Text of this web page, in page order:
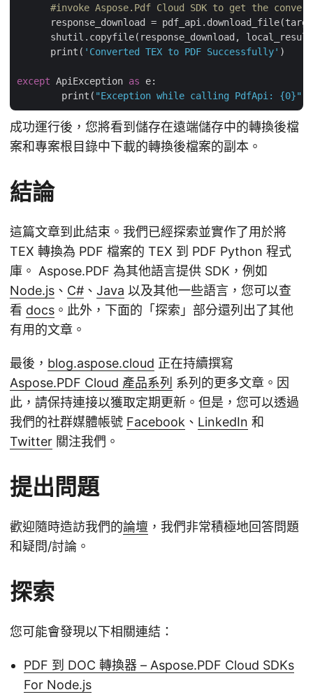
#invoke Aspose.Pdf Cloud SDK to get the
response_download =
shutil.copyfile(response_download,
      print(
'Converted TEX to PDF Successfully' )
except ApiException as e:
        print(
"Exception while calling PdfApi: {0}"
成功運行後，您將看到儲存在遠端儲存中的轉換後檔
案和專案根目錄中下載的轉換後檔案的副本。
結論
這篇文章到此結束。我們已經探索並實作了用於將
TEX 轉換為 PDF 檔案的 TEX 到 PDF Python 程式
庫。 Aspose.PDF 為其他語言提供 SDK，例如
Node.js 、 C# 、 Java 以及其他一些語言，您可以查
看 docs 。此外，下面的「探索」部分還列出了其他
有用的文章。
最後， blog.aspose.cloud 正在持續撰寫
Aspose.PDF Cloud 產品系列 系列的更多文章。因
此，請保持連接以獲取定期更新。但是，您可以透過
我們的社群媒體帳號 Facebook 、 LinkedIn 和
Twitter 關注我們。
提出問題
歡迎隨時造訪我們的論壇 ，我們非常積極地回答問題
和疑問/討論。
探索
您可能會發現以下相關連結：
PDF 到 DOC 轉換器 – Aspose.PDF Cloud SDKs
For Node.js